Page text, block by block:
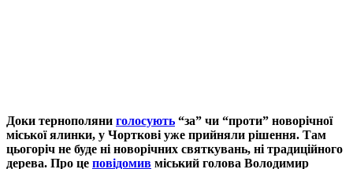
Доки тернополяни голосують “за” чи “проти” новорічної
міської ялинки, у Чорткові уже прийняли рішення. Там
цьогоріч не буде ні новорічних святкувань, ні традиційного
дерева. Про це повідомив міський голова Володимир